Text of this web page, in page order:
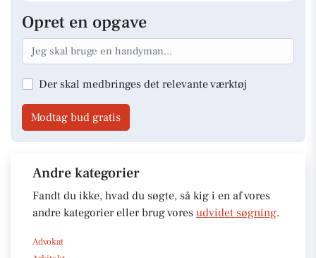
Opret en opgave
Der skal medbringes det relevante værktøj
Modtag bud gratis
Andre kategorier
Fandt du ikke, hvad du søgte, så kig i en af vores
andre kategorier eller brug vores udvidet søgning.
Advokat